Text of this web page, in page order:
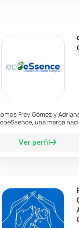
Frey Gómez y
una marca
Ver perfil